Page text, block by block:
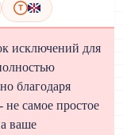
T
исключений для
благодаря
самое простое
ваше